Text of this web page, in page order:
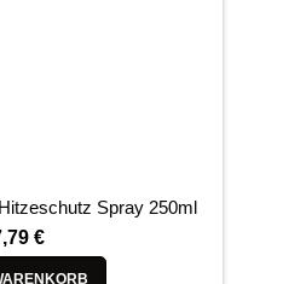
Spray 250ml
€